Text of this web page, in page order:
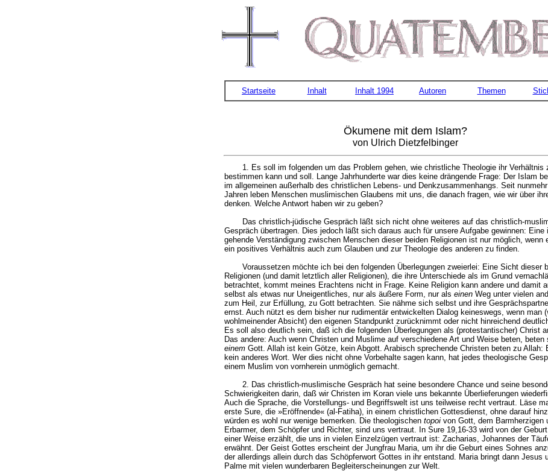
Startseite Inhalt Inhalt 1994 Autoren Themen
Ökumene mit dem Islam?
von Ulrich Dietzfelbinger
1. Es soll im folgenden um das Problem gehen, wie christliche Theologie ihr Verhältnis
bestimmen kann und soll. Lange Jahrhunderte war dies keine drängende Frage: Der Islam
im allgemeinen außerhalb des christlichen Lebens- und Denkzusammenhangs. Seit
Jahren leben Menschen muslimischen Glaubens mit uns, die danach fragen, wie wir über
denken. Welche Antwort haben wir zu geben?
Das christlich-jüdische Gespräch läßt sich nicht ohne weiteres auf das christlich-
Gespräch übertragen. Dies jedoch läßt sich daraus auch für unsere Aufgabe gewinnen: Eine
gehende Verständigung zwischen Menschen dieser beiden Religionen ist nur möglich, wenn
ein positives Verhältnis auch zum Glauben und zur Theologie des anderen zu finden.
Voraussetzen möchte ich bei den folgenden Überlegungen zweierlei: Eine Sicht dieser
Religionen (und damit letztlich aller Religionen), die ihre Unterschiede als im Grund
betrachtet, kommt meines Erachtens nicht in Frage. Keine Religion kann andere und damit
selbst als etwas nur Uneigentliches, nur als äußere Form, nur als einen Weg unter vielen
zum Heil, zur Erfüllung, zu Gott betrachten. Sie nähme sich selbst und ihre
ernst. Auch nützt es dem bisher nur rudimentär entwickelten Dialog keineswegs, wenn man
wohlmeinender Absicht) den eigenen Standpunkt zurücknimmt oder nicht hinreichend
Es soll also deutlich sein, daß ich die folgenden Überlegungen als (protestantischer) Christ
Das andere: Auch wenn Christen und Muslime auf verschiedene Art und Weise beten, beten
einem Gott. Allah ist kein Götze, kein Abgott. Arabisch sprechende Christen beten zu Allah:
kein anderes Wort. Wer dies nicht ohne Vorbehalte sagen kann, hat jedes theologische
einem Muslim von vornherein unmöglich gemacht.
2. Das christlich-muslimische Gespräch hat seine besondere Chance und seine
Schwierigkeiten darin, daß wir Christen im Koran viele uns bekannte Überlieferungen
Auch die Sprache, die Vorstellungs- und Begriffswelt ist uns teilweise recht vertraut. Läse
erste Sure, die »Eröffnende« (al-Fatiha), in einem christlichen Gottesdienst, ohne darauf
würden es wohl nur wenige bemerken. Die theologischen topoi von Gott, dem Barmherzigen
Erbarmer, dem Schöpfer und Richter, sind uns vertraut. In Sure 19,16-33 wird von der
einer Weise erzählt, die uns in vielen Einzelzügen vertraut ist: Zacharias, Johannes der
erwähnt. Der Geist Gottes erscheint der Jungfrau Maria, um ihr die Geburt eines Sohnes
der allerdings allein durch das Schöpferwort Gottes in ihr entstand. Maria bringt dann Jesus
Palme mit vielen wunderbaren Begleiterscheinungen zur Welt.